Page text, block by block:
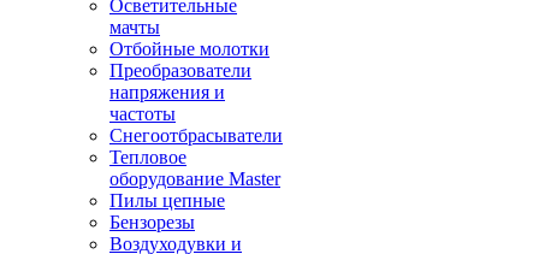
Осветительные
мачты
Отбойные молотки
Преобразователи
напряжения и
частоты
Снегоотбрасыватели
Тепловое
оборудование Master
Пилы цепные
Бензорезы
Воздуходувки и